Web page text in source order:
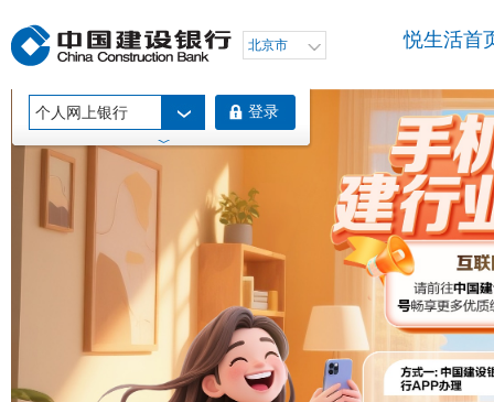
北京市 悦生活首
个人网上银行 登录